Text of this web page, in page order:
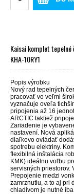
Kaisai komplet tepelné
KHA-10RY1
Popis výrobku
Nový rad tepelných
pracovať vo veľmi
vyznačuje oveľa
pripojenia až 16
ARCTIC taktiež
Zariadenie je
nastavení. Nová
diaľkovo ovládať
spotrebu elektriny.
flexibilná inštalácia
KMK) ideálnu voľbu
servisných priestorov.
Prepojenie medzi
zamrznutiu, a to aj pri
chladivom je nutné